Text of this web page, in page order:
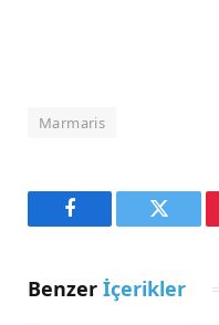
Marmaris
Facebook Twitter
Benzer İçerikler